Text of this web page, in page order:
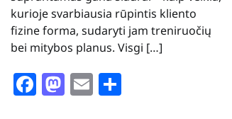
kurioje svarbiausia rūpintis kliento
fizine forma, sudaryti jam treniruočių
bei mitybos planus. Visgi […]
Facebook
Mastodon
Email